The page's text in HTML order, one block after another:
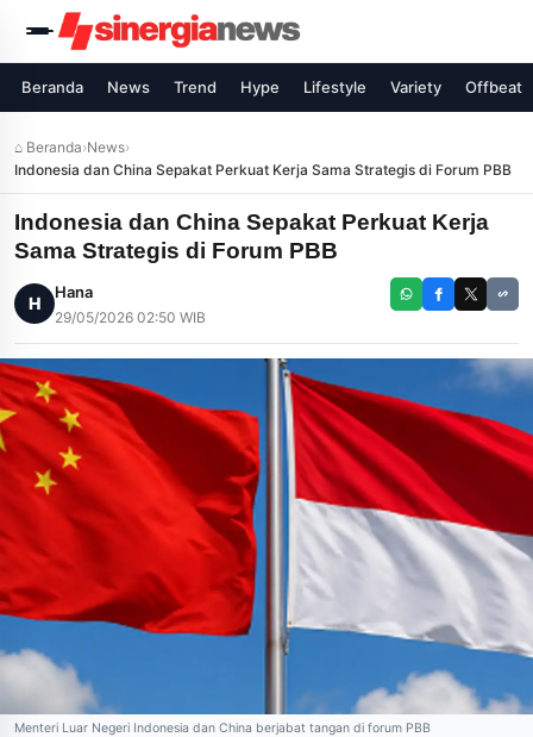
Beranda News Trend Hype Lifestyle Variety Offbeat
⌂ Beranda›News›
Indonesia dan China Sepakat Perkuat Kerja Sama Strategis di Forum PBB
Indonesia dan China Sepakat Perkuat Kerja
Sama Strategis di Forum PBB
H
Hana
29/05/2026 02:50 WIB
Menteri Luar Negeri Indonesia dan China berjabat tangan di forum PBB